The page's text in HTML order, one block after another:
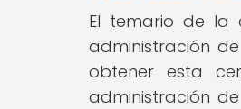
El temario de la
administración
obtener esta
administración